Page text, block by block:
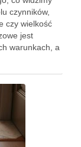
czynników,
czy wielkość
jest
warunkach, a
i technika